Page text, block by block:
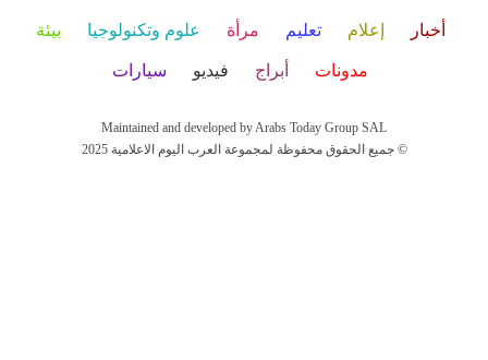
أخبار إعلام تعليم مرأة علوم وتكنولوجيا بيئة
مدونات أبراج فيديو سيارات
Maintained and developed by Arabs Today Group SAL
جميع الحقوق محفوظة لمجموعة العرب اليوم الاعلامية 2025 ©